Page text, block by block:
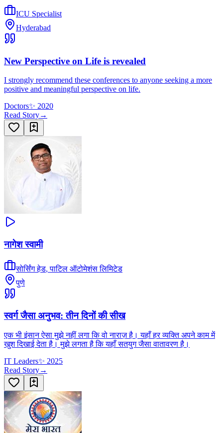
ICU Specialist
Hyderabad
New Perspective on Life is revealed
I strongly recommend these conferences to anyone seeking a more
positive and meaningful perspective on life.
Doctors✨ 2020
Read Story→
नागेश स्वामी
सोर्सिंग हेड,पाटिल ऑटोमेशंस लिमिटेड
पुणे
स्वर्ग जैसा अनुभव: तीन दिनों की सीख
एक भी इंसान ऐसा मुझे नहीं लगा कि वो नाराज़ है। यहाँ हर व्यक्ति अपने काम में
खुश दिखाई देता है। मुझे लगता है कि यहाँ सतयुग जैसा वातावरण है।
IT Leaders✨ 2025
Read Story→